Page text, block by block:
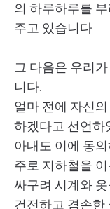
의 하루하루를
주고 있습니다.
그 다음은 우리가
니다.
얼마 전에 자신의
하겠다고 선언하
아내도 이에 동
주로 지하철을
싸구려 시계와
건전하고 겸손한